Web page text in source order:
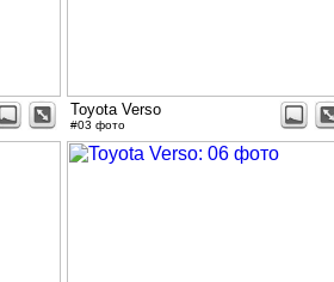
Toyota Verso
#03 фото